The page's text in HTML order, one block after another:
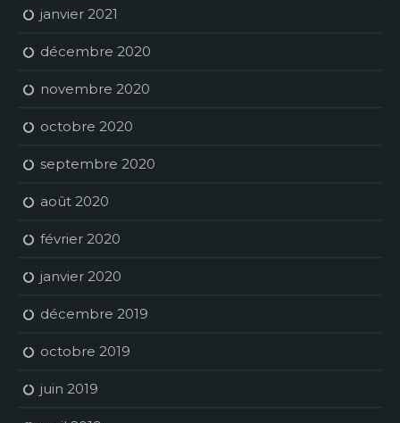
janvier 2021
décembre 2020
novembre 2020
octobre 2020
septembre 2020
août 2020
février 2020
janvier 2020
décembre 2019
octobre 2019
juin 2019